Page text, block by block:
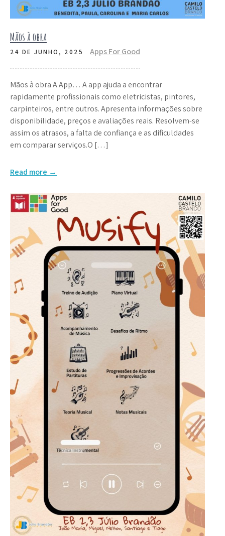
Mãos à obra
24 DE JUNHO, 2025 Apps For Good
Mãos à obra A App… A app ajuda a encontrar
rapidamente profissionais como eletricistas, pintores,
carpinteiros, entre outros. Apresenta informações sobre
disponibilidade, preços e avaliações reais. Resolvem-se
assim os atrasos, a falta de confiança e as dificuldades
em comparar serviços.O […]
Read more →